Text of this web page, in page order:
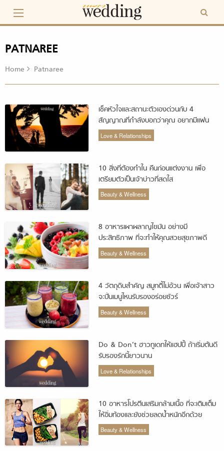
content
PATNAREE
Home Patnaree
เช็คหัวใจและสถานะตัวเองด่วนกับ 4
สัญญาณที่กำลังบอกว่าคุณ อยากมีแฟน
แล้ว!!
Love & Relationships
10 สิ่งที่ต้องทำใน คืนก่อนแต่งงาน เพื่อ
เตรียมตัวเป็นเจ้าบ่าวที่สดใส
Beauty & Wellness
8 อาหารเผาผลาญไขมัน อย่างมี
ประสิทธิภาพ ที่จะทำให้คุณสวยสุขภาพดี
Beauty & Wellness
4 วัตถุดิบสำคัญ สมูทตี้ไม่อ้วน เพื่อเจ้าสาว
จะปั่นเมนูไหนรับรองอร่อยชัวร์
Beauty & Wellness
Do & Don’t ฮาวทูเดทให้แฮปปี้ ถ้าเริ่มต้นดี
รับรองรักนี้ยาวนาน
Love & Relationships
10 อาหารโปรตีนเสริมกล้ามเนื้อ ที่จะเติมเต็ม
ให้อิ่มท้องและยังช่วยลดน้ำหนักอีกด้วย
Beauty & Wellness